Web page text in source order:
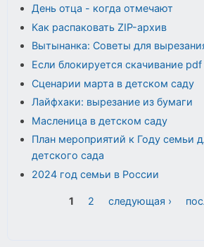
День отца - когда отмечают
Как распаковать ZIP-архив
Вытынанка: Советы для
Если блокируется скачивание
Сценарии марта в детском саду
Лайфхаки: вырезание из бумаги
Масленица в детском саду
План мероприятий к Году семьи
детского сада
2024 год семьи в России
Страницы
1 2 следующая ›